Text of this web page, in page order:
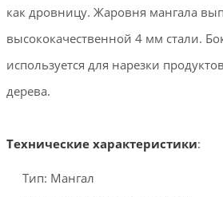
как дровницу. Жаровня мангала
высококачественной 4 мм стали.
используется для нарезки
дерева.
Технические характеристики:
Тип: Мангал